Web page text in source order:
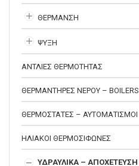
ΘΕΡΜΑΝΣΗ
ΨΥΞΗ
ΑΝΤΛΙΕΣ ΘΕΡΜΟΤΗΤΑΣ
ΘΕΡΜΑΝΤΗΡΕΣ ΝΕΡΟΥ – BOILERS
ΘΕΡΜΟΣΤΑΤΕΣ – ΑΥΤΟΜΑΤΙΣΜΟΙ
ΗΛΙΑΚΟΙ ΘΕΡΜΟΣΙΦΩΝΕΣ
ΥΔΡΑΥΛΙΚΑ – ΑΠΟΧΕΤΕΥΣΗ